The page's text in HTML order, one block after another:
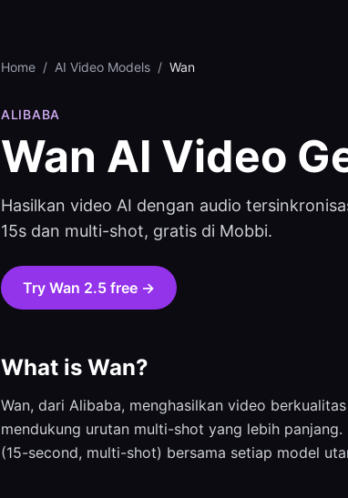
Home / AI Video Models / Wan
ALIBABA
Wan AI Video
Hasilkan video AI dengan audio
15s dan multi-shot, gratis di Mobbi.
Try Wan 2.5 free →
What is Wan?
Wan, dari Alibaba, menghasilkan video
mendukung urutan multi-shot yang lebih
(15-second, multi-shot) bersama setiap model